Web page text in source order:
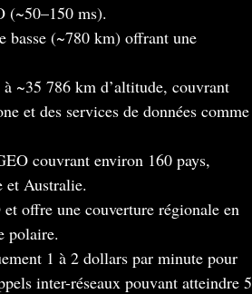
(~50–150 ms).
basse (~780 km) offrant une
~35 786 km d’altitude, couvrant
et des services de données comme
couvrant environ 160 pays,
Australie.
offre une couverture régionale en
polaire.
1 à 2 dollars par minute pour
inter-réseaux pouvant atteindre 5